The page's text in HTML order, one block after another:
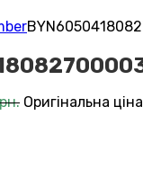
Оригінальна